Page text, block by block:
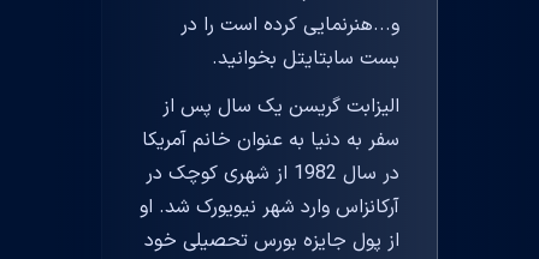
و...هنرنمایی کرده است را در
بست سابتایتل بخوانید.
الیزابت گریسن یک سال پس از
سفر به دنیا به عنوان خانم آمریکا
در سال 1982 از شهری کوچک در
آرکانزاس وارد شهر نیویورک شد. او
از پول جایزه بورس تحصیلی خود